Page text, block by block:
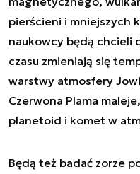
pierścieni i mniejszych
naukowcy będą chcieli
czasu zmieniają się
warstwy atmosfery
Czerwona Plama
planetoid i komet w
Będą też badać zorze